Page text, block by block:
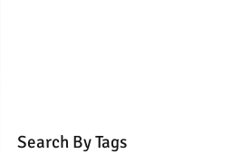
Search By Tags